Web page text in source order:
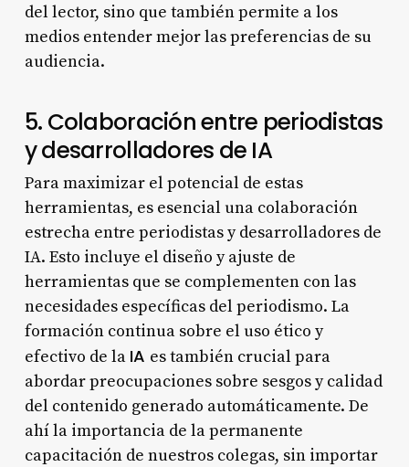
del lector, sino que también permite a los
medios entender mejor las preferencias de su
audiencia.
5. Colaboración entre periodistas
y desarrolladores de IA
Para maximizar el potencial de estas
herramientas, es esencial una colaboración
estrecha entre periodistas y desarrolladores de
IA. Esto incluye el diseño y ajuste de
herramientas que se complementen con las
necesidades específicas del periodismo. La
formación continua sobre el uso ético y
efectivo de la IA es también crucial para
abordar preocupaciones sobre sesgos y calidad
del contenido generado automáticamente. De
ahí la importancia de la permanente
capacitación de nuestros colegas, sin importar